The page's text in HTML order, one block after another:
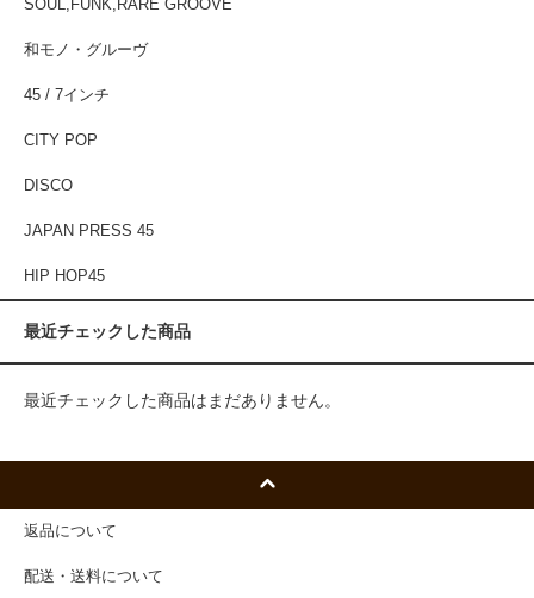
SOUL,FUNK,RARE GROOVE
和モノ・グルーヴ
45 / 7インチ
CITY POP
DISCO
JAPAN PRESS 45
HIP HOP45
最近チェックした商品
最近チェックした商品はまだありません。
返品について
配送・送料について